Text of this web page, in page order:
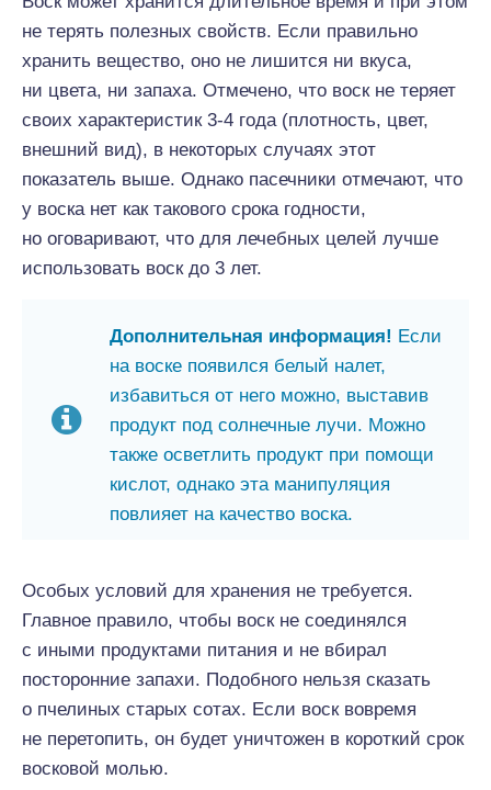
не терять полезных свойств. Если правильно
хранить вещество, оно не лишится ни вкуса,
ни цвета, ни запаха. Отмечено, что воск не теряет
своих характеристик 3-4 года (плотность, цвет,
внешний вид), в некоторых случаях этот
показатель выше. Однако пасечники отмечают, что
у воска нет как такового срока годности,
но оговаривают, что для лечебных целей лучше
использовать воск до 3 лет.
Дополнительная информация! Если
на воске появился белый налет,
избавиться от него можно, выставив
продукт под солнечные лучи. Можно
также осветлить продукт при помощи
кислот, однако эта манипуляция
повлияет на качество воска.
Особых условий для хранения не требуется.
Главное правило, чтобы воск не соединялся
с иными продуктами питания и не вбирал
посторонние запахи. Подобного нельзя сказать
о пчелиных старых сотах. Если воск вовремя
не перетопить, он будет уничтожен в короткий срок
восковой молью.